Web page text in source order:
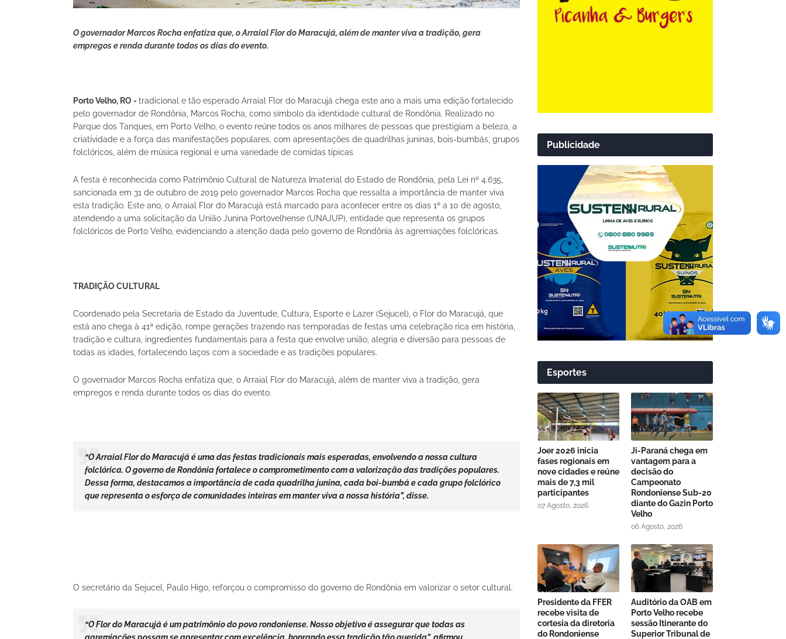
O governador Marcos Rocha enfatiza que, o Arraial Flor do Maracujá, além de manter viva a tradição, gera
empregos e renda durante todos os dias do evento.
Porto Velho, RO - tradicional e tão esperado Arraial Flor do Maracujá chega este ano a mais uma edição fortalecido
pelo governador de Rondônia, Marcos Rocha, como símbolo da identidade cultural de Rondônia. Realizado no
Parque dos Tanques, em Porto Velho, o evento reúne todos os anos milhares de pessoas que prestigiam a beleza, a
criatividade e a força das manifestações populares, com apresentações de quadrilhas juninas, bois-bumbás, grupos
folclóricos, além de música regional e uma variedade de comidas típicas.
A festa é reconhecida como Patrimônio Cultural de Natureza Imaterial do Estado de Rondônia, pela Lei nº 4.635,
sancionada em 31 de outubro de 2019 pelo governador Marcos Rocha que ressalta a importância de manter viva
esta tradição. Este ano, o Arraial Flor do Maracujá está marcado para acontecer entre os dias 1º a 10 de agosto,
atendendo a uma solicitação da União Junina Portovelhense (UNAJUP), entidade que representa os grupos
folclóricos de Porto Velho, evidenciando a atenção dada pelo governo de Rondônia às agremiações folclóricas.
TRADIÇÃO CULTURAL
Coordenado pela Secretaria de Estado da Juventude, Cultura, Esporte e Lazer (Sejucel), o Flor do Maracujá, que
está ano chega à 41ª edição, rompe gerações trazendo nas temporadas de festas uma celebração rica em história,
tradição e cultura, ingredientes fundamentais para a festa que envolve união, alegria e diversão para pessoas de
todas as idades, fortalecendo laços com a sociedade e as tradições populares.
O governador Marcos Rocha enfatiza que, o Arraial Flor do Maracujá, além de manter viva a tradição, gera
empregos e renda durante todos os dias do evento.
“O Arraial Flor do Maracujá é uma das festas tradicionais mais esperadas, envolvendo a nossa cultura
folclórica. O governo de Rondônia fortalece o comprometimento com a valorização das tradições populares.
Dessa forma, destacamos a importância de cada quadrilha junina, cada boi-bumbá e cada grupo folclórico
que representa o esforço de comunidades inteiras em manter viva a nossa história”, disse.
O secretário da Sejucel, Paulo Higo, reforçou o compromisso do governo de Rondônia em valorizar o setor cultural.
“O Flor do Maracujá é um patrimônio do povo rondoniense. Nosso objetivo é assegurar que todas as
agremiações possam se apresentar com excelência, honrando essa tradição tão querida”, afirmou.
Publicidade
Esportes
Joer 2026 inicia
fases regionais em
nove cidades e reúne
mais de 7,3 mil
participantes
07 Agosto, 2026
Ji-Paraná chega em
vantagem para a
decisão do
Campeonato
Rondoniense Sub-20
diante do Gazin Porto
Velho
06 Agosto, 2026
Presidente da FFER
recebe visita de
cortesia da diretoria
do Rondoniense
Auditório da OAB em
Porto Velho recebe
sessão Itinerante do
Superior Tribunal de